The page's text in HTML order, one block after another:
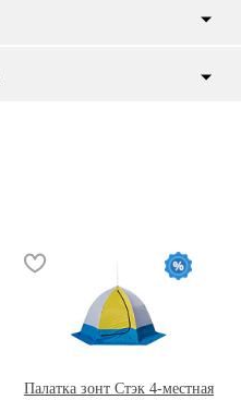
Палатка зонт Стэк 4-местная